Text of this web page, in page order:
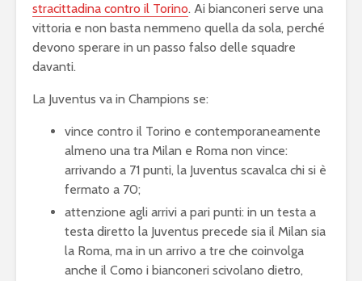
stracittadina contro il Torino. Ai bianconeri serve una
vittoria e non basta nemmeno quella da sola, perché
devono sperare in un passo falso delle squadre
davanti.
La Juventus va in Champions se:
vince contro il Torino e contemporaneamente
almeno una tra Milan e Roma non vince:
arrivando a 71 punti, la Juventus scavalca chi si è
fermato a 70;
attenzione agli arrivi a pari punti: in un testa a
testa diretto la Juventus precede sia il Milan sia
la Roma, ma in un arrivo a tre che coinvolga
anche il Como i bianconeri scivolano dietro,